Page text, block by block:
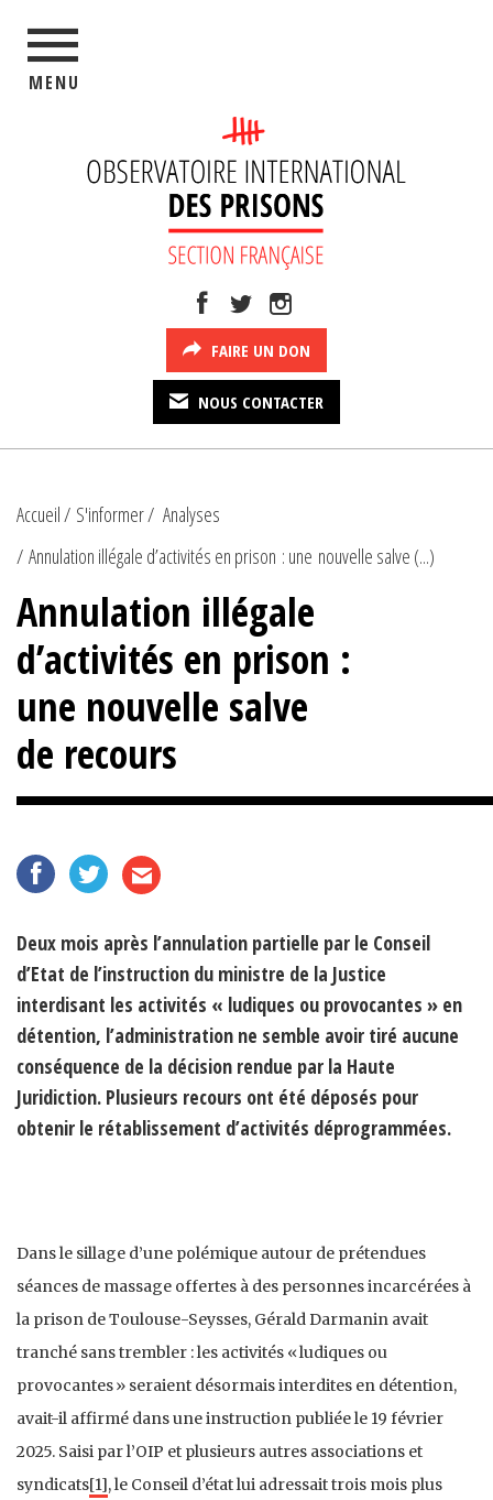
MENU
FAIRE UN DON
NOUS CONTACTER
Accueil S'informer
Analyses
Annulation illégale d’activités en prison : une nouvelle salve (...)
Annulation illégale
d’activités en prison :
une nouvelle salve
de recours
Deux mois après l’annulation partielle par le Conseil
d’Etat de l’instruction du ministre de la Justice
interdisant les activités « ludiques ou provocantes » en
détention, l’administration ne semble avoir tiré aucune
conséquence de la décision rendue par la Haute
Juridiction. Plusieurs recours ont été déposés pour
obtenir le rétablissement d’activités déprogrammées.
Dans le sillage d’une polémique autour de prétendues
séances de massage offertes à des personnes incarcérées à
la prison de Toulouse-Seysses, Gérald Darmanin avait
tranché sans trembler : les activités « ludiques ou
provocantes » seraient désormais interdites en détention,
avait-il affirmé dans une instruction publiée le 19 février
2025. Saisi par l’OIP et plusieurs autres associations et
syndicats[1], le Conseil d’état lui adressait trois mois plus